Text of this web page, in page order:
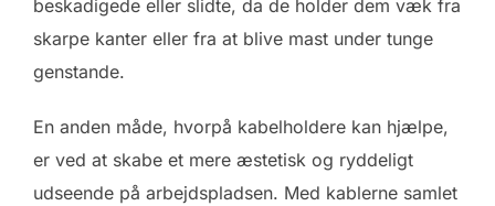
beskadigede eller slidte, da de holder dem væk fra
skarpe kanter eller fra at blive mast under tunge
genstande.
En anden måde, hvorpå kabelholdere kan hjælpe,
er ved at skabe et mere æstetisk og ryddeligt
udseende på arbejdspladsen. Med kablerne samlet